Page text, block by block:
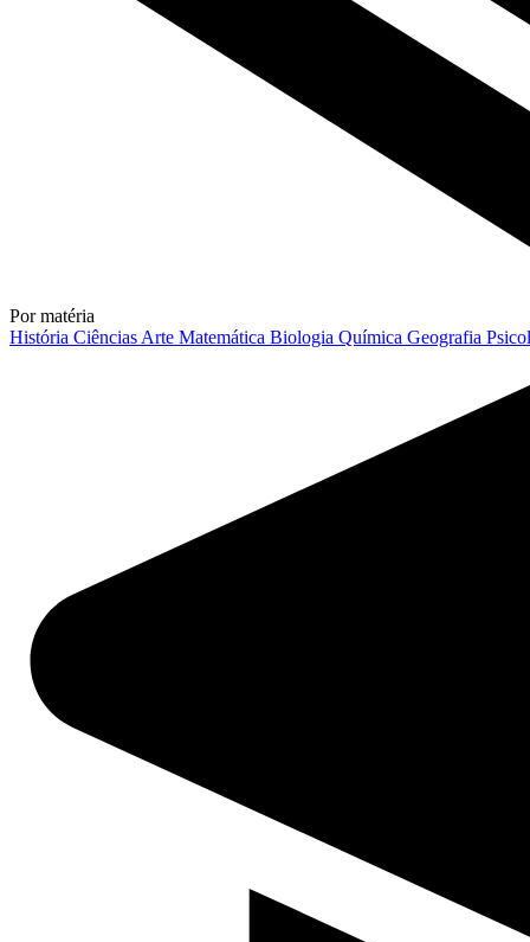
Por matéria
História Ciências Arte Matemática Biologia Química Geografia